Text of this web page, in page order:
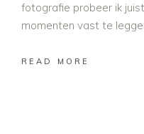
fotografie probeer ik
momenten vast te
READ MORE